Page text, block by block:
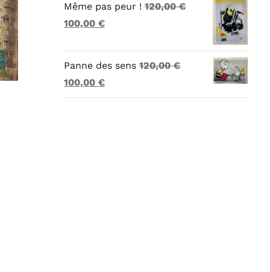
initial
actuel
Même pas peur ! 120,00€
Le
était :
120,00 €.
100,00€Le
est :
100,00 €.
Panne des sens 120,00€
Le
100,00€Le